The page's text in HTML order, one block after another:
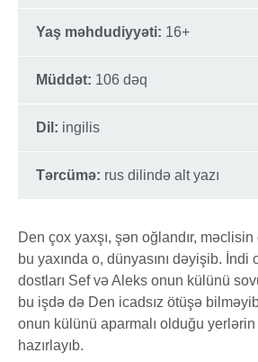
Yaş məhdudiyyəti: 16+
Müddət: 106 dəq
Dil: ingilis
Tərcümə: rus dilində alt yazı
Den çox yaxşı, şən oğlandır, məclisin
bu yaxında o, dünyasını dəyişib. İndi
dostları Sef və Aleks onun külünü
bu işdə də Den icadsız ötüşə
onun külünü aparmalı olduğu
hazırlayıb.